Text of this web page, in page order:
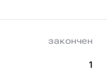
закончен
1